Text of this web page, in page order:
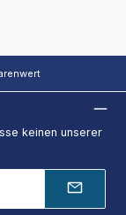
keinen unserer